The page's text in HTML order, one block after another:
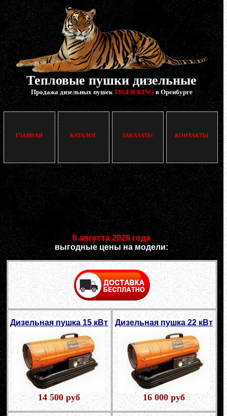
Тепловые пушки дизельные
Продажа дизельных пушекTIGER KING в Оренбурге
ГЛАВНАЯ КАТАЛОГ ЗАКАЗАТЬ! КОНТАКТЫ
6 августа 2026 года
выгодные цены на модели:
Дизельная пушка 15 кВт
14 500 руб
Дизельная пушка 22 кВт
16 000 руб